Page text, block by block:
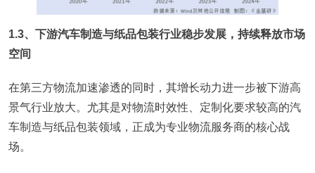
1.3、下游汽车制造与纸品包装行业稳步发展，持续释放市场
空间
在第三方物流加速渗透的同时，其增长动力进一步被下游高
景气行业放大。尤其是对物流时效性、定制化要求较高的汽
车制造与纸品包装领域，正成为专业物流服务商的核心战
场。